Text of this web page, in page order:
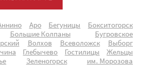
Аро Бегуницы
Бокситогорск
Большие Колпаны
Бугровское
Волхов Всеволожск
Выборг
Глебычево Гостилицы
Жельцы
Зеленогорск
им. Морозова